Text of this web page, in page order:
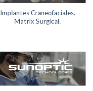
Implantes Craneofaciales.
Matrix Surgical.